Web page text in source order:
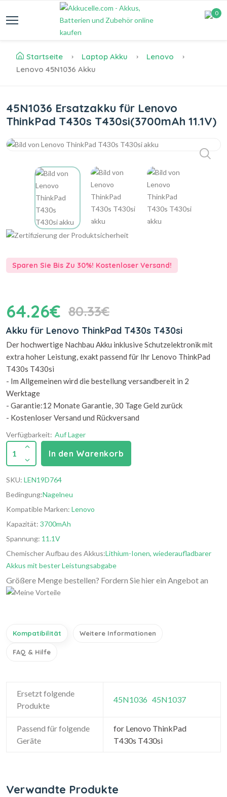
0
Startseite Laptop Akku
Lenovo
Lenovo 45N1036 Akku
45N1036 Ersatzakku für Lenovo
ThinkPad T430s T430si(3700mAh 11.1V)
Sparen Sie Bis Zu 30%! Kostenloser Versand!
64.26€ 80.33€
Akku für Lenovo ThinkPad T430s T430si
Der hochwertige Nachbau Akku inklusive Schutzelektronik mit
extra hoher Leistung, exakt passend für Ihr Lenovo ThinkPad
T430s T430si
- Im Allgemeinen wird die bestellung versandbereit in 2
Werktage
- Garantie:12 Monate Garantie, 30 Tage Geld zurück
- Kostenloser Versand und Rückversand
Verfügbarkeit: Auf Lager
1 In den Warenkorb
SKU: LEN19D764
Bedingung:Nagelneu
Kompatible Marken: Lenovo
Kapazität: 3700mAh
Spannung: 11.1V
Chemischer Aufbau des Akkus:Lithium-Ionen, wiederaufladbarer
Akkus mit bester Leistungsabgabe
Größere Menge bestellen? Fordern Sie hier ein Angebot an
Kompatibilität Weitere Informationen
FAQ & Hilfe
Ersetzt folgende
Produkte
45N1036 45N1037
Passend für folgende
Geräte
for Lenovo ThinkPad
T430s T430si
Verwandte Produkte